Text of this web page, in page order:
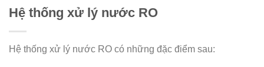
Hệ thống xử lý nước RO
Hệ thống xử lý nước RO có những đặc điểm sau: